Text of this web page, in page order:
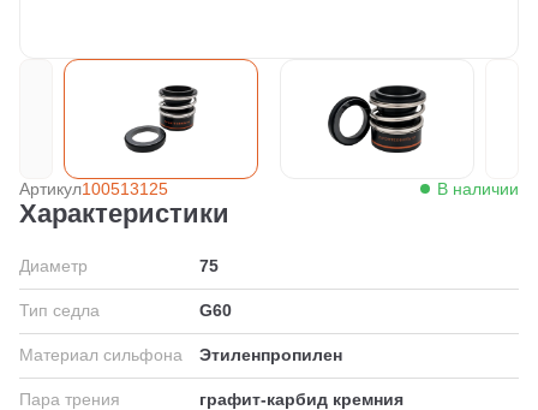
Артикул100513125 В наличии
Характеристики
Диаметр 75
Тип седла G60
Материал сильфона Этиленпропилен
Пара трения графит-карбид кремния